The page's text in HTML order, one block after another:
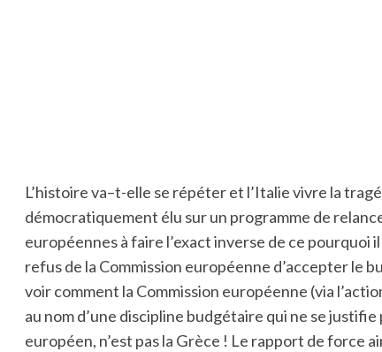
L’histoire va–t-elle se répéter et l’Italie vivre la
démocratiquement élu sur un programme de
européennes à faire l’exact inverse de ce pourquoi
refus de la Commission européenne d’accepter le
voir comment la Commission européenne (via
au nom d’une discipline budgétaire qui ne se
européen, n’est pas la Grèce ! Le rapport de force